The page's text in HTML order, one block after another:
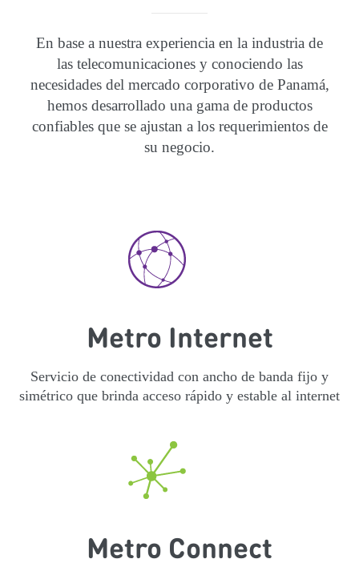
En base a nuestra experiencia en la industria de
las telecomunicaciones y conociendo las
necesidades del mercado corporativo de Panamá,
hemos desarrollado una gama de productos
confiables que se ajustan a los requerimientos de
su negocio.
Metro Internet
Servicio de conectividad con ancho de banda fijo y
simétrico que brinda acceso rápido y estable al internet
Metro Connect